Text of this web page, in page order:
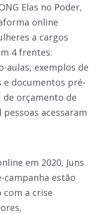
Elas no Poder,
online
a cargos
4 frentes:
aulas, exemplos de
e documentos pré-
orçamento de
acessaram
em 2020, Juns
campanha estão
com a crise